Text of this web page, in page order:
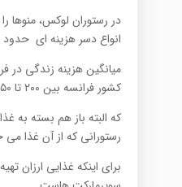
در رستوران لوکس، منوها
انواع دسر هزینه ای حدود ۶ تا ۸ یورو دارند.
میانگین هزینه زندگی در
کشور فرانسه بین ۲۰۰ تا ۲۵۰ یور در ماه است .
که البته باز هم بسته به
رستورانی که از آن غذا
برای اینکه غذایی ارزان